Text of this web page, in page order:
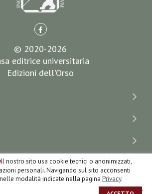
Il nostro sito usa cookie tecnici o anonimizzati,
personali. Navigando sul sito acconsenti
modalità indicate nella pagina Privacy.
© 2020-2026
editrice universitaria
Edizioni dell'Orso